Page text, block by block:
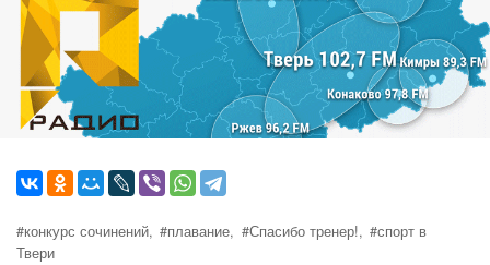
#конкурс сочинений, #плавание, #Спасибо тренер!, #спорт в
Твери